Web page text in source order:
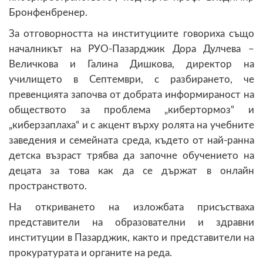
Бронфенбренер.
За отговорността на институциите говориха също
началникът на РУО-Пазарджик Дора Дулчева –
Величкова и Галина Дишкова, директор на
училището в Септември, с разбирането, че
превенцията започва от добрата информираност на
обществото за проблема „кибертормоз“ и
„киберзаплаха“ и с акцент върху ролята на учебните
заведения и семейната среда, където от най-ранна
детска възраст трябва да започне обучението на
децата за това как да се държат в онлайн
пространството.
На откриването на изложбата присъстваха
представители на образователни и здравни
институции в Пазарджик, както и представители на
прокуратурата и органите на реда.